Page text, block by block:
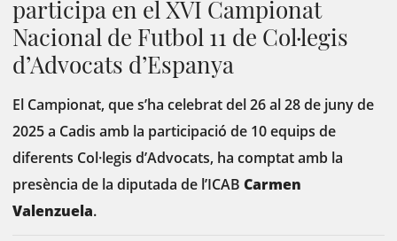
participa en el XVI Campionat
Nacional de Futbol 11 de Col·legis
d’Advocats d’Espanya
El Campionat, que s’ha celebrat del 26 al 28 de juny de
2025 a Cadis amb la participació de 10 equips de
diferents Col·legis d’Advocats, ha comptat amb la
presència de la diputada de l’ICAB Carmen
Valenzuela.